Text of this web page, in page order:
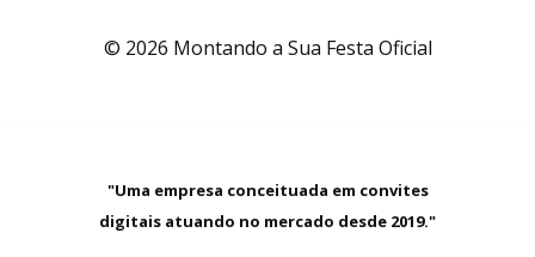
© 2026 Montando a Sua Festa Oficial
"Uma empresa conceituada em convites
digitais atuando no mercado desde 2019."